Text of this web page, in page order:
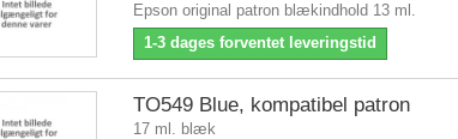
Epson original patron blækindhold 13 ml.
1-3 dages forventet leveringstid
TO549 Blue, kompatibel patron
17 ml. blæk